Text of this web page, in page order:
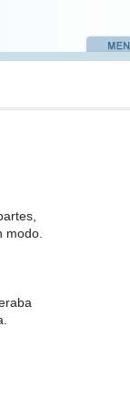
modo.